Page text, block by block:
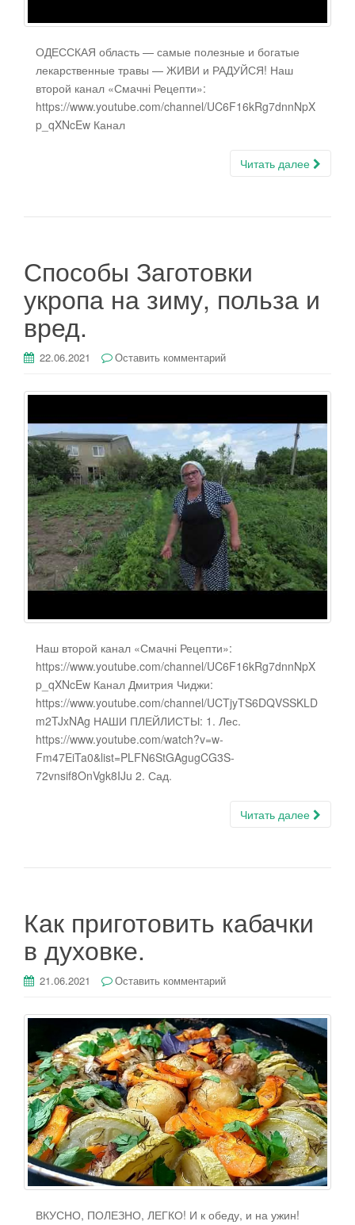
ОДЕССКАЯ область — самые полезные и богатые
лекарственные травы — ЖИВИ и РАДУЙСЯ! Наш
второй канал «Смачні Рецепти»:
https://www.youtube.com/channel/UC6F16kRg7dnnNpX
p_qXNcEw Канал
Читать далее
Способы Заготовки
укропа на зиму, польза и
вред.
22.06.2021 Оставить комментарий
Наш второй канал «Смачні Рецепти»:
https://www.youtube.com/channel/UC6F16kRg7dnnNpX
p_qXNcEw Канал Дмитрия Чиджи:
https://www.youtube.com/channel/UCTjyTS6DQVSSKLD
m2TJxNAg НАШИ ПЛЕЙЛИСТЫ: 1. Лес.
https://www.youtube.com/watch?v=w-
Fm47EiTa0&list=PLFN6StGAgugCG3S-
72vnsif8OnVgk8IJu 2. Сад.
Читать далее
Как приготовить кабачки
в духовке.
21.06.2021 Оставить комментарий
ВКУСНО, ПОЛЕЗНО, ЛЕГКО! И к обеду, и на ужин!